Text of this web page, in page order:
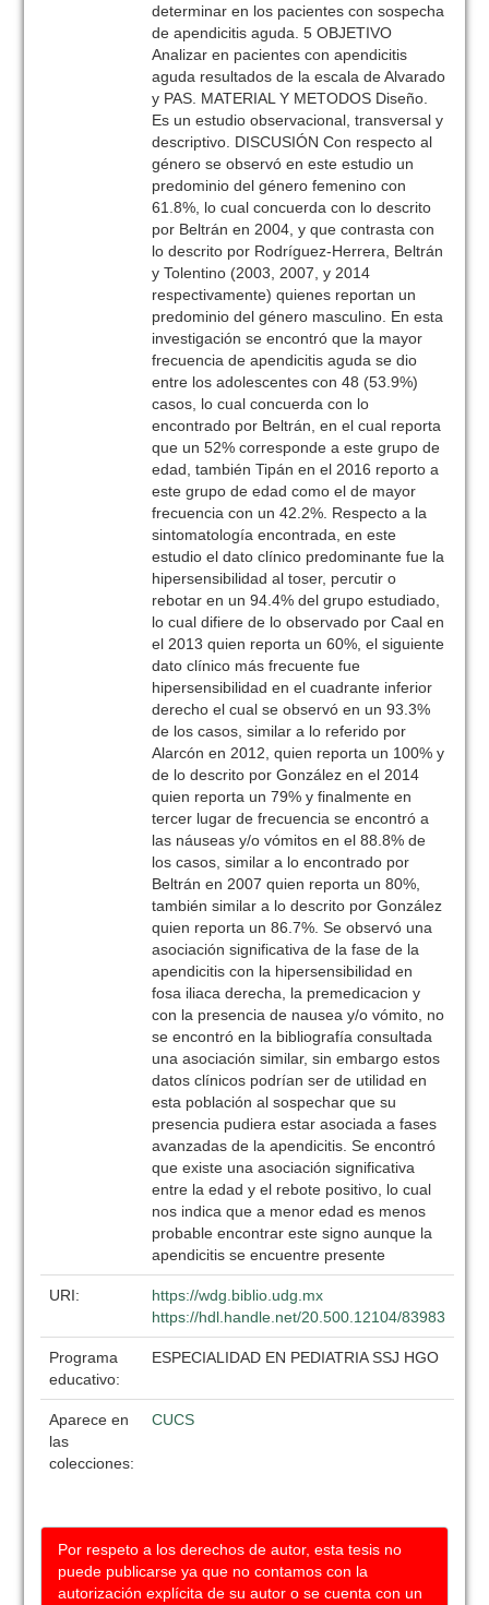
determinar en los pacientes con sospecha
de apendicitis aguda. 5 OBJETIVO
Analizar en pacientes con apendicitis
aguda resultados de la escala de Alvarado
y PAS. MATERIAL Y METODOS Diseño.
Es un estudio observacional, transversal y
descriptivo. DISCUSIÓN Con respecto al
género se observó en este estudio un
predominio del género femenino con
61.8%, lo cual concuerda con lo descrito
por Beltrán en 2004, y que contrasta con
lo descrito por Rodríguez-Herrera, Beltrán
y Tolentino (2003, 2007, y 2014
respectivamente) quienes reportan un
predominio del género masculino. En esta
investigación se encontró que la mayor
frecuencia de apendicitis aguda se dio
entre los adolescentes con 48 (53.9%)
casos, lo cual concuerda con lo
encontrado por Beltrán, en el cual reporta
que un 52% corresponde a este grupo de
edad, también Tipán en el 2016 reporto a
este grupo de edad como el de mayor
frecuencia con un 42.2%. Respecto a la
sintomatología encontrada, en este
estudio el dato clínico predominante fue la
hipersensibilidad al toser, percutir o
rebotar en un 94.4% del grupo estudiado,
lo cual difiere de lo observado por Caal en
el 2013 quien reporta un 60%, el siguiente
dato clínico más frecuente fue
hipersensibilidad en el cuadrante inferior
derecho el cual se observó en un 93.3%
de los casos, similar a lo referido por
Alarcón en 2012, quien reporta un 100% y
de lo descrito por González en el 2014
quien reporta un 79% y finalmente en
tercer lugar de frecuencia se encontró a
las náuseas y/o vómitos en el 88.8% de
los casos, similar a lo encontrado por
Beltrán en 2007 quien reporta un 80%,
también similar a lo descrito por González
quien reporta un 86.7%. Se observó una
asociación significativa de la fase de la
apendicitis con la hipersensibilidad en
fosa iliaca derecha, la premedicacion y
con la presencia de nausea y/o vómito, no
se encontró en la bibliografía consultada
una asociación similar, sin embargo estos
datos clínicos podrían ser de utilidad en
esta población al sospechar que su
presencia pudiera estar asociada a fases
avanzadas de la apendicitis. Se encontró
que existe una asociación significativa
entre la edad y el rebote positivo, lo cual
nos indica que a menor edad es menos
probable encontrar este signo aunque la
apendicitis se encuentre presente
URI:
https://wdg.biblio.udg.mx
https://hdl.handle.net/20.500.12104/83983
Programa
educativo:
ESPECIALIDAD EN PEDIATRIA SSJ HGO
Aparece en
las
colecciones:
CUCS
Por respeto a los derechos de autor, esta tesis no
puede publicarse ya que no contamos con la
autorización explícita de su autor o se cuenta con un